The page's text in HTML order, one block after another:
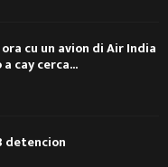
cu un avion di Air India
cay cerca...
detencion